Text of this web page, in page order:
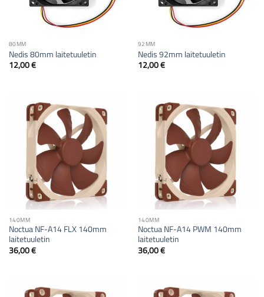
80MM
Nedis 80mm laitetuuletin
12,00€
92MM
Nedis 92mm laitetuuletin
12,00€
140MM
Noctua NF-A14 FLX 140mm
laitetuuletin
36,00€
140MM
Noctua NF-A14 PWM 140mm
laitetuuletin
36,00€